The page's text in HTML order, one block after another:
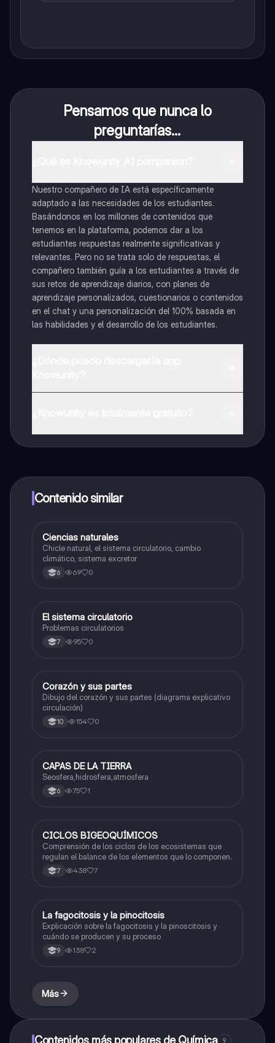
Pensamos que nunca lo
preguntarías...
Nuestro compañero de IA está específicamente
adaptado a las necesidades de los estudiantes.
Basándonos en los millones de contenidos que
tenemos en la plataforma, podemos dar a los
estudiantes respuestas realmente significativas y
relevantes. Pero no se trata solo de respuestas, el
compañero también guía a los estudiantes a través de
sus retos de aprendizaje diarios, con planes de
aprendizaje personalizados, cuestionarios o contenidos
en el chat y una personalización del 100% basada en
las habilidades y el desarrollo de los estudiantes.
a determinadas funciones.
Contenido similar
Biologia
Ciencias naturales
Chicle natural, el sistema circulatorio, cambio
climático, sistema excretor
6 69 0
Biologia
El sistema circulatorio
Problemas circulatorios
7 95 0
Biologia
Corazón y sus partes
Dibujo del corazón y sus partes (diagrama explicativo
circulación)
10 154 0
Biologia
CAPAS DE LA TIERRA
Seosfera,hidrosfera,atmosfera
6 75 1
Biologia
CICLOS BIGEOQUÍMICOS
Comprensión de los ciclos de los ecosistemas que
regulan el balance de los elementos que lo componen.
7 438 7
Biologia
La fagocitosis y la pinocitosis
Explicación sobre la fagocitosis y la pinoscitosis y
cuándo se producen y su proceso
9 138 2
Más
Contenidos más populares de Química 9